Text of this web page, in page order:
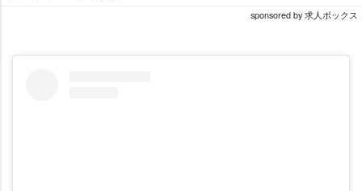
sponsored by 求人ボックス